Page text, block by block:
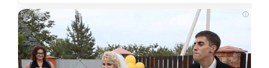
i